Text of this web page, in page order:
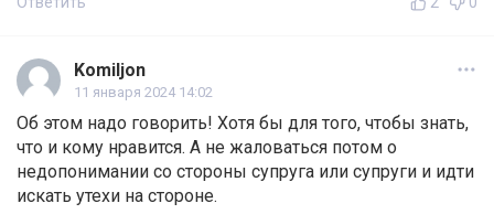
Komiljon
11 января 2024 14:02
Об этом надо говорить! Хотя бы для того, чтобы знать,
что и кому нравится. А не жаловаться потом о
недопонимании со стороны супруга или супруги и идти
искать утехи на стороне.